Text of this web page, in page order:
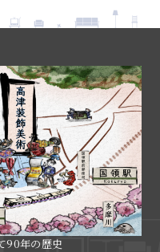
90年の歴史